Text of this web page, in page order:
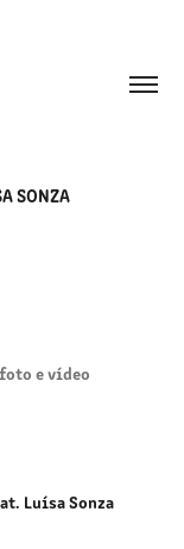
SONZA
e vídeo
Luísa Sonza